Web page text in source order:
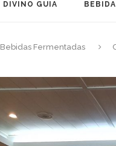
DIVINO GUIA
Bebidas Fermentadas